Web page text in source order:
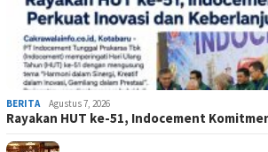
BERITA Agustus 7, 2026
Rayakan HUT ke-51, Indocement